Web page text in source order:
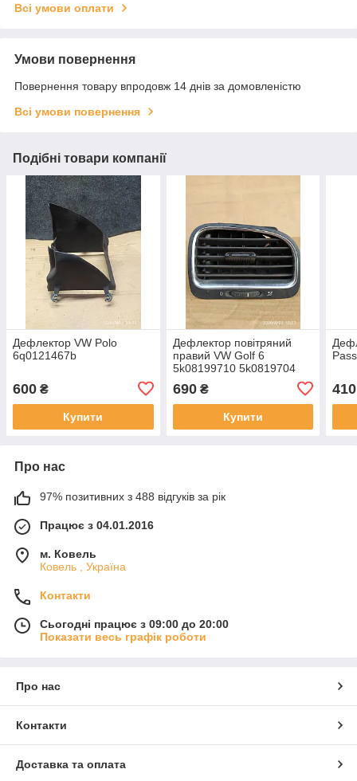
Всі умови оплати
Умови повернення
Повернення товару впродовж 14 днів за домовленістю
Всі умови повернення
Подібні товари компанії
Дефлектор VW Polo
6q0121467b
600 ₴
Купити
Дефлектор повітряний
правий VW Golf 6
5k08199710 5k0819704
690₴
Купити
410
Про нас
97% позитивних з 488 відгуків за рік
Працює з 04.01.2016
м. Ковель
Ковель , Україна
Контакти
Сьогодні працює з 09:00 до 20:00
Показати весь графік роботи
Про нас
Контакти
Доставка та оплата